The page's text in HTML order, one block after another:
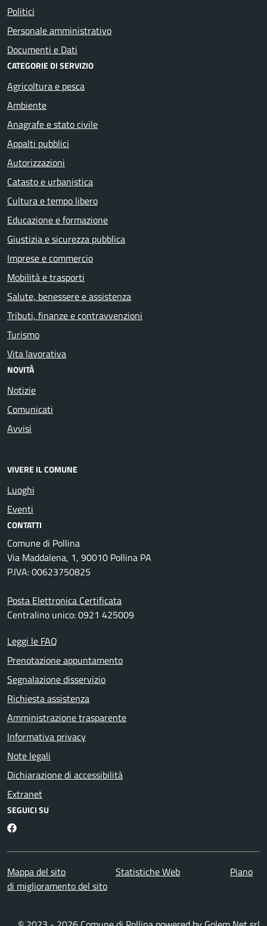
Politici
Personale amministrativo
Documenti e Dati
CATEGORIE DI SERVIZIO
Agricoltura e pesca
Ambiente
Anagrafe e stato civile
Appalti pubblici
Autorizzazioni
Catasto e urbanistica
Cultura e tempo libero
Educazione e formazione
Giustizia e sicurezza pubblica
Imprese e commercio
Mobilità e trasporti
Salute, benessere e assistenza
Tributi, finanze e contravvenzioni
Turismo
Vita lavorativa
NOVITÀ
Notizie
Comunicati
Avvisi
VIVERE IL COMUNE
Luoghi
Eventi
CONTATTI
Comune di Pollina
Via Maddalena, 1, 90010 Pollina PA
P.IVA: 00623750825
Posta Elettronica Certificata
Centralino unico: 0921 425009
Leggi le FAQ
Prenotazione appuntamento
Segnalazione disservizio
Richiesta assistenza
Amministrazione trasparente
Informativa privacy
Note legali
Dichiarazione di accessibilità
Extranet
SEGUICI SU
Facebook
Mappa del sito Statistiche Web
Piano
di miglioramento del sito